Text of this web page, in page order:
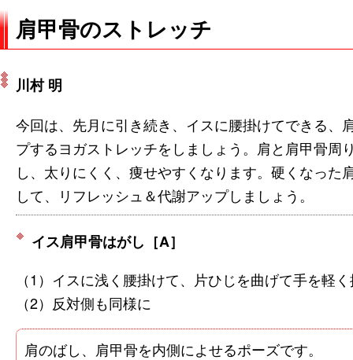
肩甲骨のストレッチ
川村 明
今回は、先月に引き続き、イスに腰掛けてできる、
プするヨガストレッチをしましょう。肩と肩甲骨周
し、太りにくく、痩せやすくなります。硬くなっ
して、リフレッシュ＆代謝アップしましょう。
イス肩甲骨はがし［A］
（1）イスに浅く腰掛けて、片ひじを曲げて手を軽
（2）反対側も同様に
肩のばし、肩甲骨を内側によせるポーズです。